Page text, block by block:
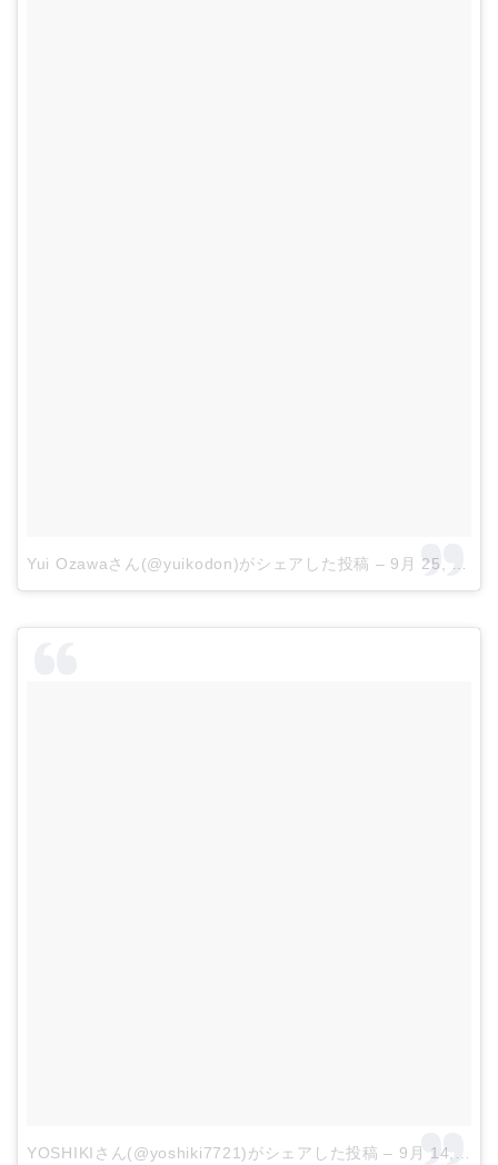
Yui Ozawaさん(@yuikodon)がシェアした投稿 – 9月 25, 2017 at 9:18午後 PDT
YOSHIKIさん(@yoshiki7721)がシェアした投稿 – 9月 14, 2017 at 3:23午前 PDT